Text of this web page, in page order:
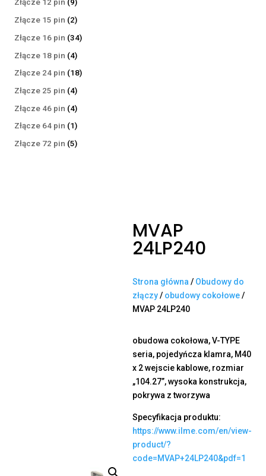
Złącze 12 pin 9
produktów
Złącze 15 pin 22
produkty
Złącze 16 pin 3434
Złącze 18 pin 44
produkty
Złącze 24 pin 1818
Złącze 25 pin 44
produkty
Złącze 46 pin 44
produkty
Złącze 64 pin 11
produkt
Złącze 72 pin 55
MVAP
24LP240
Strona główna / Obudowy do
złączy/ obudowy cokołowe/
MVAP 24LP240
obudowa cokołowa, V-TYPE
seria, pojedyńcza klamra, M40
x 2 wejscie kablowe, rozmiar
„104.27”, wysoka konstrukcja,
pokrywa z tworzywa
Specyfikacja produktu:
https://www.ilme.com/en/view-
product/?
code=MVAP+24LP240&pdf=1